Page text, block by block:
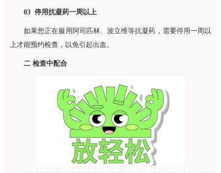
03 停用抗凝药一周以上
如果您正在服用阿司匹林、波立维等抗凝药，需要停用一周以
上才能预约检查，以免引起出血。
二 检查中配合